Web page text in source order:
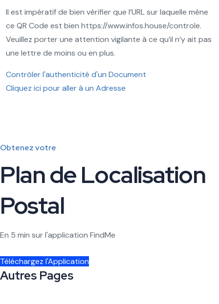
Il est impératif de bien vérifier que l’URL sur laquelle mène
ce QR Code est bien https://www.infos.house/controle.
Veuillez porter une attention vigilante à ce qu’il n’y ait pas
une lettre de moins ou en plus.
Contrôler l'authenticité d'un Document
Cliquez ici pour aller à un Adresse
Obtenez votre
Plan de Localisation
Postal
En 5 min sur l'application FindMe
Téléchargez l'Application
Autres Pages